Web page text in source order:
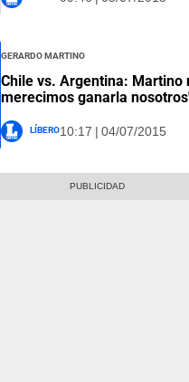
Gerardo Martino
Chile vs. Argentina: Martino
merecimos ganarla
Líbero10:17 | 04/07/2015